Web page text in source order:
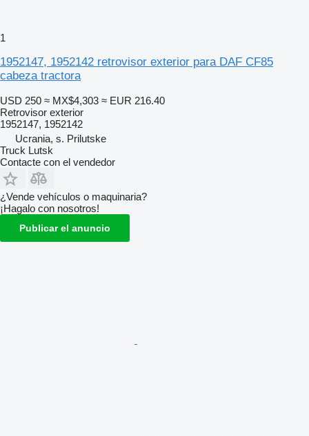
1
1952147, 1952142 retrovisor exterior para DAF CF85
cabeza tractora
USD 250 ≈ MX$4,303 ≈ EUR 216.40
Retrovisor exterior
1952147, 1952142
Ucrania, s. Prilutske
Truck Lutsk
Contacte con el vendedor
¿Vende vehículos o maquinaria?
¡Hagalo con nosotros!
Publicar el anuncio